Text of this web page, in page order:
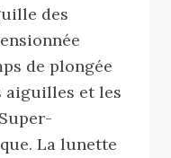
des
de plongée
aiguilles et les
La lunette